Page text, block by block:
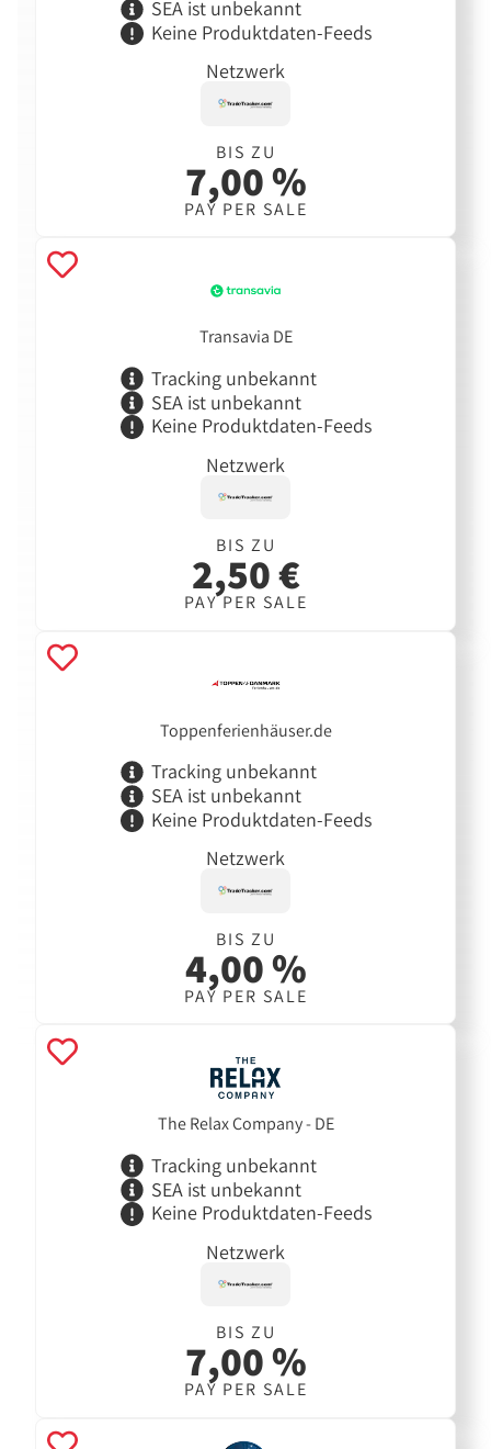
SEA ist unbekannt
Keine Produktdaten-Feeds
Netzwerk
BIS ZU
7,00 %
PAY PER SALE
Transavia DE
Tracking unbekannt
SEA ist unbekannt
Keine Produktdaten-Feeds
Netzwerk
BIS ZU
2,50 €
PAY PER SALE
Toppenferienhäuser.de
Tracking unbekannt
SEA ist unbekannt
Keine Produktdaten-Feeds
Netzwerk
BIS ZU
4,00 %
PAY PER SALE
The Relax Company - DE
Tracking unbekannt
SEA ist unbekannt
Keine Produktdaten-Feeds
Netzwerk
BIS ZU
7,00 %
PAY PER SALE